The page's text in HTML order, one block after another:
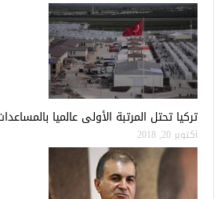
تركيا تحتل المرتبة الأولى عالميا بالمساعدات
أكتوبر 20, 2018